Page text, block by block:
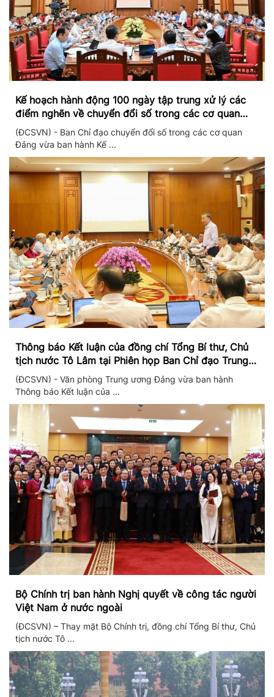
Kế hoạch hành động 100 ngày tập trung xử lý các
điểm nghẽn về chuyển đổi số trong các cơ quan
Đảng
(ĐCSVN) - Ban Chỉ đạo chuyển đổi số trong các cơ quan
Đảng vừa ban hành Kế ...
Thông báo Kết luận của đồng chí Tổng Bí thư, Chủ
tịch nước Tô Lâm tại Phiên họp Ban Chỉ đạo Trung
ương thực hiện Nghị quyết 57
(ĐCSVN) - Văn phòng Trung ương Đảng vừa ban hành
Thông báo Kết luận của ...
Bộ Chính trị ban hành Nghị quyết về công tác người
Việt Nam ở nước ngoài
(ĐCSVN) – Thay mặt Bộ Chính trị, đồng chí Tổng Bí thư, Chủ
tịch nước Tô ...